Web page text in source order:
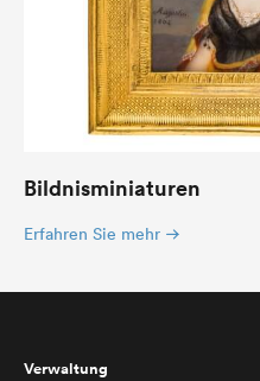
Bildnisminiaturen
Erfahren Sie mehr
Verwaltung